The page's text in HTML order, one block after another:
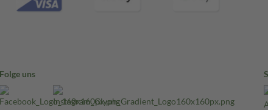
Folge uns